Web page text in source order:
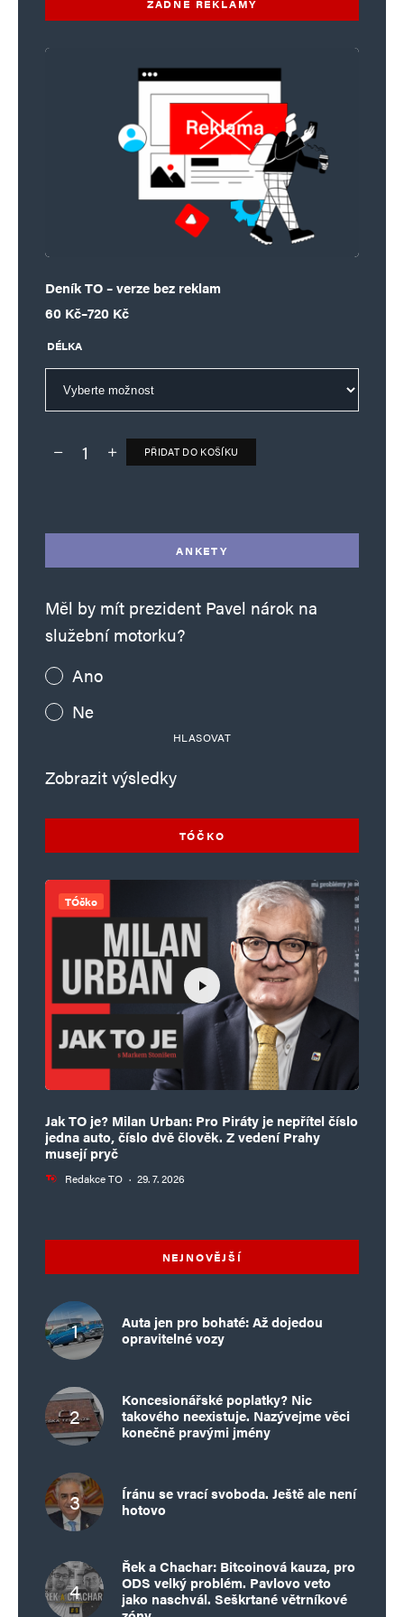
ŽÁDNÉ REKLAMY
Deník TO – verze bez reklam
60 Kč–720 Kč
Rozpětí cen: 60 Kč až 720 Kč
DÉLKA
Deník TO – verze bez reklam množství
PŘIDAT DO KOŠÍKU
ANKETY
Měl by mít prezident Pavel nárok na
služební motorku?
Ano
Ne
HLASOVAT
Zobrazit výsledky
TÓČKO
TÓčko
Jak TO je? Milan Urban: Pro Piráty je nepřítel číslo
jedna auto, číslo dvě člověk. Z vedení Prahy
musejí pryč
Redakce TO · 29. 7. 2026
NEJNOVĚJŠÍ
Auta jen pro bohaté: Až dojedou
opravitelné vozy
Koncesionářské poplatky? Nic
takového neexistuje. Nazývejme věci
konečně pravými jmény
Íránu se vrací svoboda. Ještě ale není
hotovo
Řek a Chachar: Bitcoinová kauza, pro
ODS velký problém. Pavlovo veto
jako naschvál. Seškrtané větrníkové